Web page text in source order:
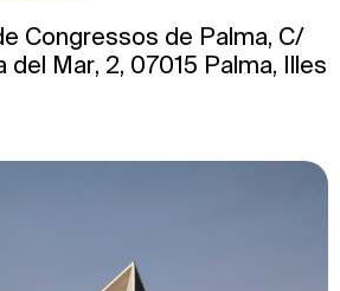
Congressos de Palma, C/
del Mar, 2, 07015 Palma, Illes